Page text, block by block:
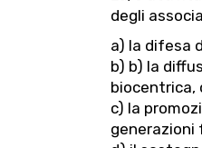
degli
a) la difesa
b) b) la
biocentrica,
c) la
generazioni